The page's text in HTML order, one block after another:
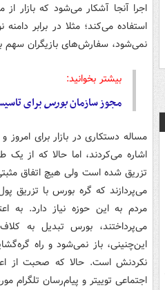
اجرا آنجا آشکار می‌شود که بازار
نمی‌شود، سفارش‌های بازیگران سهم برای روزهای منفی
بیشتر بخوانید:
مجوز سازمانبورسبرای تاسیس ۵ نهاد
مساله دستکاری در بازار برای
اشاره می‌کردند، اما حالا که از
تزریق شده است ولی هیچ اتفاق
می‌پردازند که گره بورس با تزریق
مردم به این حوزه نیاز دارد. به
می‌پرداختند، بورس تبدیل به
این‌چنینی، باز نمی‌شود و راه
نکردنش است. حالا که صحبت از
اجتماعی توییتر و پیام‌رسان تلگرام